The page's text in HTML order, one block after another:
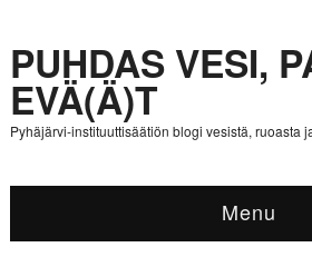
PUHDAS VESI,
EVÄ(Ä)T
Pyhäjärvi-instituuttisäätiön blogi vesistä, ruoasta
Menu